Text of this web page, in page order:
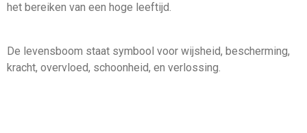
het bereiken van een hoge leeftijd.
​De levensboom staat symbool voor wijsheid, bescherming,
kracht, overvloed, schoonheid, en verlossing.